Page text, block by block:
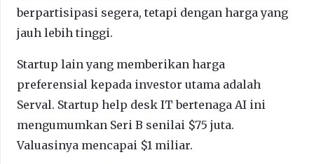
berpartisipasi segera, tetapi dengan harga yang
jauh lebih tinggi.
Startup lain yang memberikan harga
preferensial kepada investor utama adalah
Serval. Startup help desk IT bertenaga AI ini
mengumumkan Seri B senilai $75 juta.
Valuasinya mencapai $1 miliar.